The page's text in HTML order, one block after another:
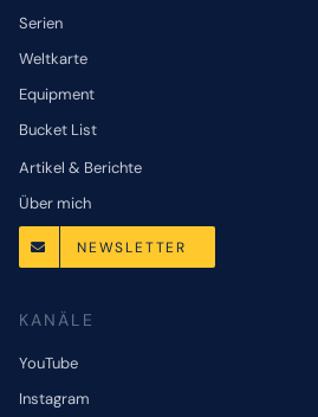
Serien
Weltkarte
Equipment
Bucket List
Artikel & Berichte
Über mich
NEWSLETTER
KANÄLE
YouTube
Instagram